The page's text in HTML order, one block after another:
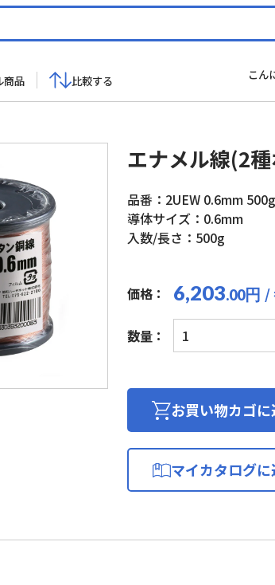
商品 比較する こん
エナメル線(2
品番：2UEW 0.6mm 500g
導体サイズ：0.6mm
入数/長さ：500g
価格： 6,203.00円 /
数量：
エ
ナ
ル
タ
お買い物カゴに
マイカタログに